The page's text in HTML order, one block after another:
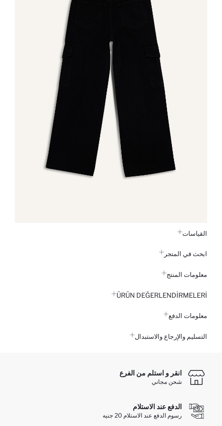
القياسات
ابحث في المتجر
معلومات المنتج
ÜRÜN DEĞERLENDİRMELERİ
معلومات الدفع
التسليم والإرجاع والاستبدال
انقر و استلم من الفرع
شحن مجاني
الدفع عند الاستلام
رسوم الدفع عند الاستلام 20 جنيه